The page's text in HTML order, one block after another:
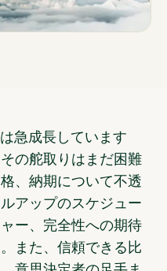
急成長しています
の舵取りはまだ困難
、納期について不透
アップのスケジュー
ー、完全性への期待
また、信頼できる比